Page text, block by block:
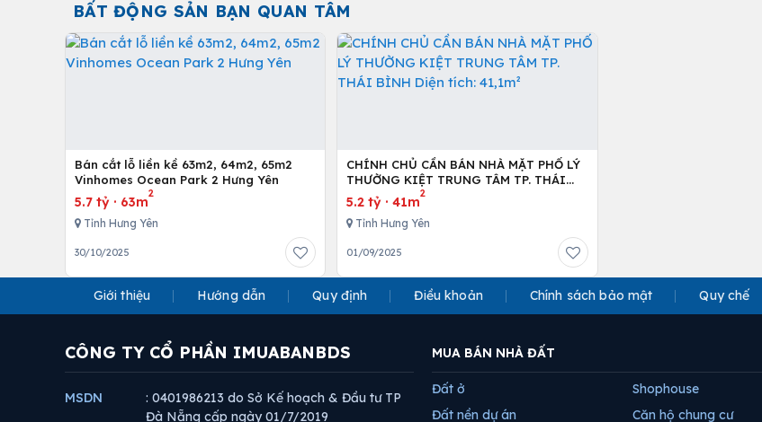
BẤT ĐỘNG SẢN BẠN QUAN TÂM
Bán cắt lỗ liền kề 63m2, 64m2, 65m2
Vinhomes Ocean Park 2 Hưng Yên
5.7 tỷ · 63m
2
Tỉnh Hưng Yên
30/10/2025
CHÍNH CHỦ CẦN BÁN NHÀ MẶT PHỐ LÝ
THƯỜNG KIỆT TRUNG TÂM TP. THÁI
BÌNH Diện tích: 41,1m²
5.2 tỷ ·41m
2
Tỉnh Hưng Yên
01/09/2025
Giới thiệu Hướng dẫn Quy định Điều khoản Chính sách bảo mật Quy chế
CÔNG TY CỔ PHẦN IMUABANBDS
MSDN
: 0401986213 do Sở Kế hoạch & Đầu tư TP
Đà Nẵng cấp ngày 01/7/2019
MUA BÁN NHÀ ĐẤT
Đất ở
Đất nền dự án
Shophouse
Căn hộ chung cư